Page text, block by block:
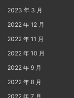
2023 年 3 月
2022 年 12 月
2022 年 11 月
2022 年 10 月
2022 年 9 月
2022 年 8 月
2022 年 7 月